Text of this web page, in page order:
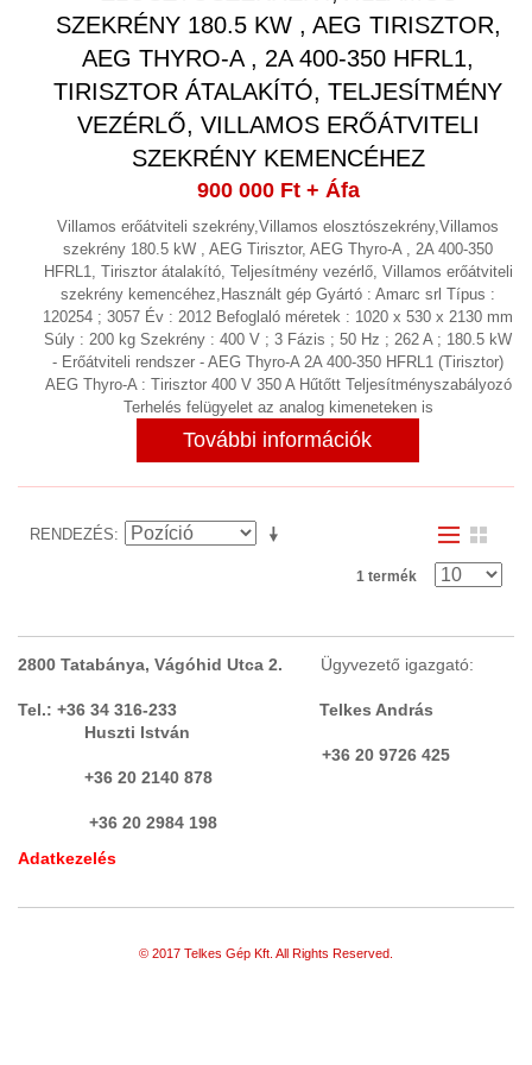
PNEUMATIKA (8)
PORELSZÍVÓ BERENDEZÉSEK,
ELSZÍVÓ BERENDEZÉSEK,
PORSZŰRŐK, PORLEVÁLASZTÓK,
(9)
ROOTS FÚVÓ (1)
ROZSDAMENTES, SAVÁLLÓ,
NEMESACÉL (7)
SEPRŐGÉP
SHREDDER
SZAKÍTÁS VIZSGÁLÓ
IPARI SZÁLLÍTÓ ESZKÖZ
SZEGECSELŐGÉP (2)
SZITANYOMÁS
TARTÁLY, LÉGTARTÁLY VÁKUUM
SZEKRÉNY 180.5 KW , AEG TIRISZTOR,
AEG THYRO-A , 2A 400-350 HFRL1,
TIRISZTOR ÁTALAKÍTÓ, TELJESÍTMÉNY
VEZÉRLŐ, VILLAMOS ERŐÁTVITELI
SZEKRÉNY KEMENCÉHEZ
900 000 Ft+ Áfa
Villamos erőátviteli szekrény,Villamos elosztószekrény,Villamos
szekrény 180.5 kW , AEG Tirisztor, AEG Thyro-A , 2A 400-350
HFRL1, Tirisztor átalakító, Teljesítmény vezérlő, Villamos erőátviteli
szekrény kemencéhez,Használt gép Gyártó : Amarc srl Típus :
120254 ; 3057 Év : 2012 Befoglaló méretek : 1020 x 530 x 2130 mm
Súly : 200 kg Szekrény : 400 V ; 3 Fázis ; 50 Hz ; 262 A ; 180.5 kW
- Erőátviteli rendszer - AEG Thyro-A 2A 400-350 HFRL1 (Tirisztor)
AEG Thyro-A : Tirisztor 400 V 350 A Hűtőtt Teljesítményszabályozó
Terhelés felügyelet az analog kimeneteken is
További információk
RENDEZÉS
1 termék
2800 Tatabánya, Vágóhid Utca 2. Ügyvezető igazgató:
Tel.: +36 34 316-233 Telkes András
Huszti István
+36 20 9726 425
+36 20 2140 878
+36 20 2984 198
Adatkezelés
© 2017 Telkes Gép Kft. All Rights Reserved.